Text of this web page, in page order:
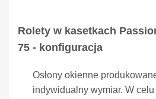
Rolety w kasetkach
75 - konfiguracja
Osłony okienne
indywidualny wymiar. W